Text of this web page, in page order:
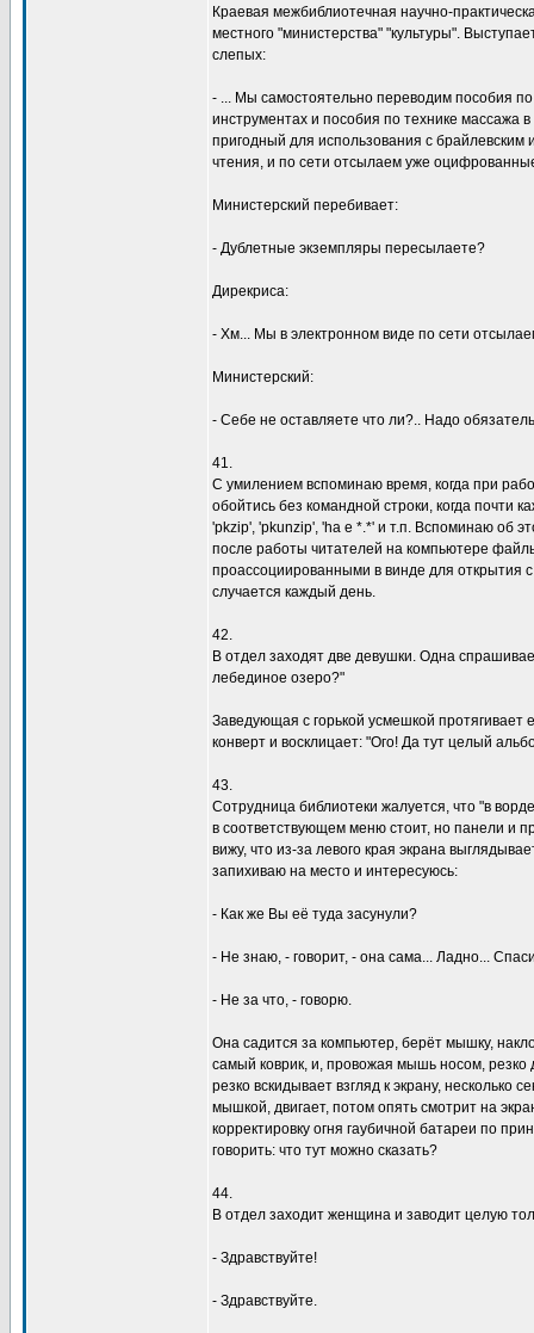
Краевая межбиблиотечная научно-
местного "министерства" "культуры".
слепых:
- ... Мы самостоятельно переводим пособия
инструментах и пособия по технике массажа
пригодный для использования с
чтения, и по сети отсылаем уже
Министерский перебивает:
- Дублетные экземпляры пересылаете?
Дирекриса:
- Хм... Мы в электронном виде по сети
Министерский:
- Себе не оставляете что ли?.. Надо
41.
С умилением вспоминаю время, когда при
обойтись без командной строки, когда почти
'pkzip', 'pkunzip', 'ha e *.*' и т.п. Вспоминаю об
после работы читателей на компьютере
проассоциированными в винде для открытия
случается каждый день.
42.
В отдел заходят две девушки. Одна
лебединое озеро?"
Заведующая с горькой усмешкой протягивает
конверт и восклицает: "Ого! Да тут целый
43.
Сотрудница библиотеки жалуется, что "в
в соответствующем меню стоит, но панели и
вижу, что из-за левого края экрана
запихиваю на место и интересуюсь:
- Как же Вы её туда засунули?
- Не знаю, - говорит, - она сама... Ладно...
- Не за что, - говорю.
Она садится за компьютер, берёт мышку,
самый коврик, и, провожая мышь носом, резко
резко вскидывает взгляд к экрану, несколько
мышкой, двигает, потом опять смотрит на
корректировку огня гаубичной батареи по
говорить: что тут можно сказать?
44.
В отдел заходит женщина и заводит целую
- Здравствуйте!
- Здравствуйте.